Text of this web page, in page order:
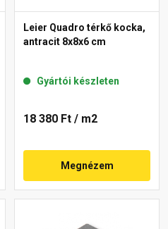
Leier Quadro térkő kocka,
antracit 8x8x6 cm
Gyártói készleten
18 380 Ft / m2
Megnézem